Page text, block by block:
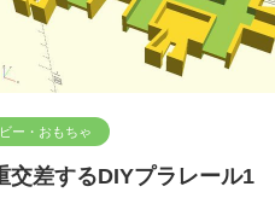
ー・おもちゃ
交差するDIYプラレール1